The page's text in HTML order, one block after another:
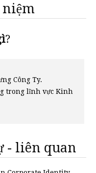
?
Công Ty.
trong lĩnh vực Kinh
- liên quan